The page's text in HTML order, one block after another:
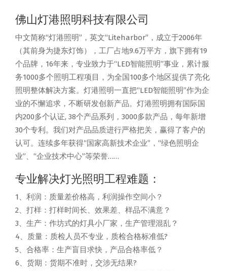
佛山灯港照明科技有限公司
中文简称“灯港照明”，英文“Liteharbor”，成立于2006年
（其前身为捷东灯饰），工厂占地9.6万平方，旗下拥有19
个品牌，16年来，专业致力于“LED智能照明”事业，累计服
务1000多个照明工程项目，为全国100多个地区提供了亮化
照明整体解决方案。灯港照明一直把“LED智能照明”作为企
业的不懈追求，不断研发创新产品。灯港照明拥有国际国
内200多个认证, 38个产品系列，3000多款产品，每年新增
30个专利。我们对产品品质进行严格把关，赢得了客户的
认可。连续多年获得“国家高新技术企业”，“绿色照明企
业”、“企业技术中心”等荣誉……
专业解决灯光照明工程难题：
1、利润：质量差价格高，利润操作空间小？
2、打样：打样时间长、效果差、样品不满意？
3、生产：作坊式的灯具小厂家，生产管理混乱？
4、质量：质检人员不专业，质检合格标准低?
5、合格率：生产盲目求快，产品合格率低？
6、货期：货期不准时，交涉无结果?